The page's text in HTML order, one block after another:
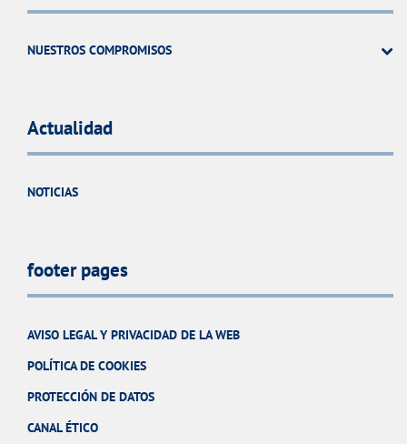
NUESTROS COMPROMISOS
Actualidad
NOTICIAS
footer pages
AVISO LEGAL Y PRIVACIDAD DE LA WEB
POLÍTICA DE COOKIES
PROTECCIÓN DE DATOS
CANAL ÉTICO